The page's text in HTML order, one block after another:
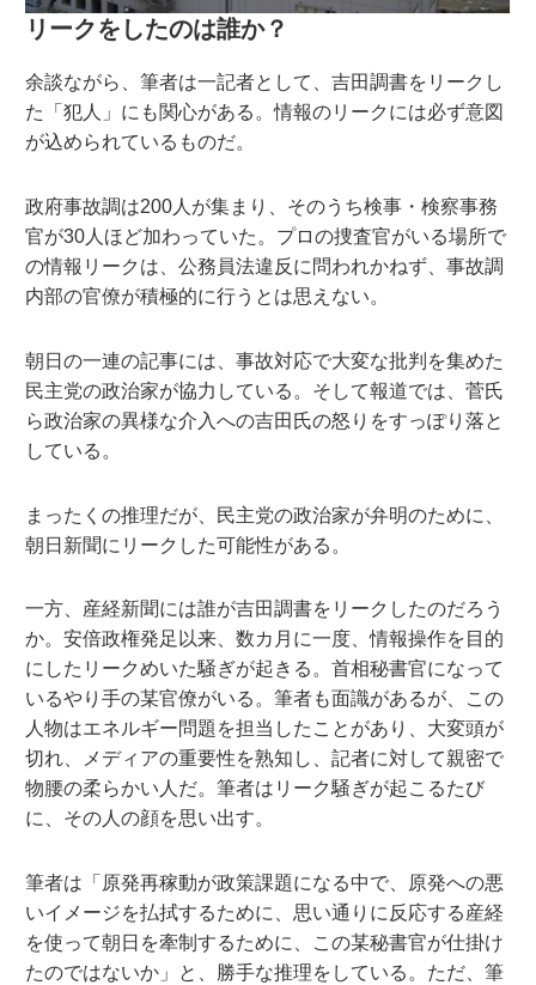
リークをしたのは誰か？
余談ながら、筆者は一記者として、吉田調書をリークし
た「犯人」にも関心がある。情報のリークには必ず意図
が込められているものだ。
政府事故調は200人が集まり、そのうち検事・検察事務
官が30人ほど加わっていた。プロの捜査官がいる場所で
の情報リークは、公務員法違反に問われかねず、事故調
内部の官僚が積極的に行うとは思えない。
朝日の一連の記事には、事故対応で大変な批判を集めた
民主党の政治家が協力している。そして報道では、菅氏
ら政治家の異様な介入への吉田氏の怒りをすっぽり落と
している。
まったくの推理だが、民主党の政治家が弁明のために、
朝日新聞にリークした可能性がある。
一方、産経新聞には誰が吉田調書をリークしたのだろう
か。安倍政権発足以来、数カ月に一度、情報操作を目的
にしたリークめいた騒ぎが起きる。首相秘書官になって
いるやり手の某官僚がいる。筆者も面識があるが、この
人物はエネルギー問題を担当したことがあり、大変頭が
切れ、メディアの重要性を熟知し、記者に対して親密で
物腰の柔らかい人だ。筆者はリーク騒ぎが起こるたび
に、その人の顔を思い出す。
筆者は「原発再稼動が政策課題になる中で、原発への悪
いイメージを払拭するために、思い通りに反応する産経
を使って朝日を牽制するために、この某秘書官が仕掛け
たのではないか」と、勝手な推理をしている。ただ、筆